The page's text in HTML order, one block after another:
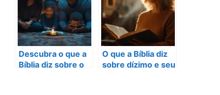
Descubra o que a
Bíblia diz sobre o
O que a Bíblia diz
sobre dízimo e seu